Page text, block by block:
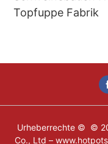
Topfuppe Fabrik
Urheberrechte © ©
Co., Ltd –